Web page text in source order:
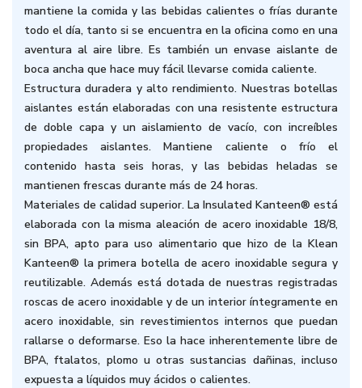
mantiene la comida y las bebidas calientes o frías durante
todo el día, tanto si se encuentra en la oficina como en una
aventura al aire libre. Es también un envase aislante de
boca ancha que hace muy fácil llevarse comida caliente.
Estructura duradera y alto rendimiento. Nuestras botellas
aislantes están elaboradas con una resistente estructura
de doble capa y un aislamiento de vacío, con increíbles
propiedades aislantes. Mantiene caliente o frío el
contenido hasta seis horas, y las bebidas heladas se
mantienen frescas durante más de 24 horas.
Materiales de calidad superior. La Insulated Kanteen® está
elaborada con la misma aleación de acero inoxidable 18/8,
sin BPA, apto para uso alimentario que hizo de la Klean
Kanteen® la primera botella de acero inoxidable segura y
reutilizable. Además está dotada de nuestras registradas
roscas de acero inoxidable y de un interior íntegramente en
acero inoxidable, sin revestimientos internos que puedan
rallarse o deformarse. Eso la hace inherentemente libre de
BPA, ftalatos, plomo u otras sustancias dañinas, incluso
expuesta a líquidos muy ácidos o calientes.